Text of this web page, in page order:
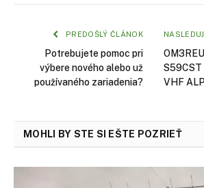
PREDOŠLÝ ČLÁNOK
Potrebujete pomoc pri
výbere nového alebo už
používaného zariadenia?
S59CST
VHF
MOHLI BY STE SI EŠTE POZRIEŤ